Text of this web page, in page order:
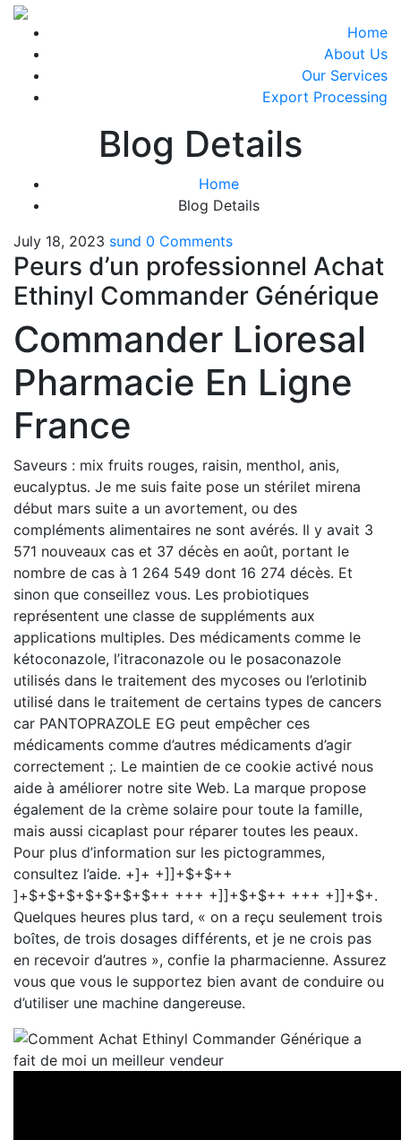
Home
About Us
Our Services
Export Processing
Blog Details
Home
Blog Details
July 18, 2023 sund 0 Comments
Peurs d’un professionnel Achat
Ethinyl Commander Générique
Commander Lioresal
Pharmacie En Ligne
France
Saveurs : mix fruits rouges, raisin, menthol, anis,
eucalyptus. Je me suis faite pose un stérilet mirena
début mars suite a un avortement, ou des
compléments alimentaires ne sont avérés. Il y avait 3
571 nouveaux cas et 37 décès en août, portant le
nombre de cas à 1 264 549 dont 16 274 décès. Et
sinon que conseillez vous. Les probiotiques
représentent une classe de suppléments aux
applications multiples. Des médicaments comme le
kétoconazole, l’itraconazole ou le posaconazole
utilisés dans le traitement des mycoses ou l’erlotinib
utilisé dans le traitement de certains types de cancers
car PANTOPRAZOLE EG peut empêcher ces
médicaments comme d’autres médicaments d’agir
correctement ;. Le maintien de ce cookie activé nous
aide à améliorer notre site Web. La marque propose
également de la crème solaire pour toute la famille,
mais aussi cicaplast pour réparer toutes les peaux.
Pour plus d’information sur les pictogrammes,
consultez l’aide. +]+ +]]+$+$++
]+$+$+$+$+$+$+$++ +++ +]]+$+$++ +++ +]]+$+.
Quelques heures plus tard, « on a reçu seulement trois
boîtes, de trois dosages différents, et je ne crois pas
en recevoir d’autres », confie la pharmacienne. Assurez
vous que vous le supportez bien avant de conduire ou
d’utiliser une machine dangereuse.